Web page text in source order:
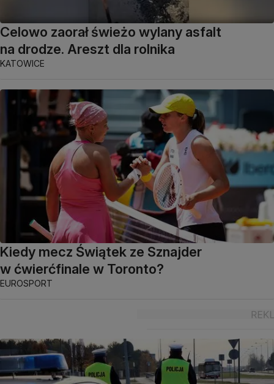
Celowo zaorał świeżo wylany asfalt
na drodze. Areszt dla rolnika
KATOWICE
Kiedy mecz Świątek ze Sznajder
w ćwierćfinale w Toronto?
EUROSPORT